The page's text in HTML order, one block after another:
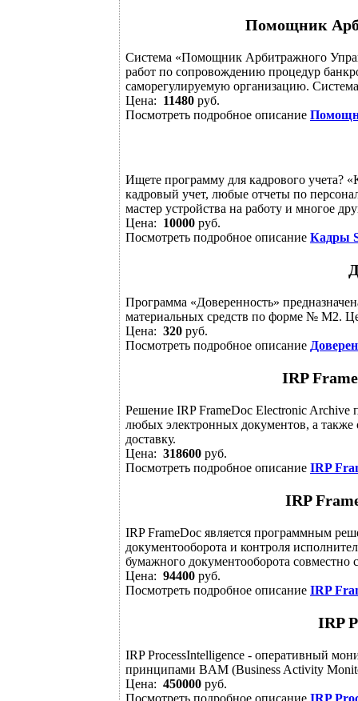
Помощник
Система «Помощник Арбитражного
работ по сопровождению процедур
саморегулируемую организацию.
Цена: 11480 руб.
Посмотреть подробное описание
Ищете программу для кадрового
кадровый учет, любые отчеты по
мастер устройства на работу и многое
Цена: 10000 руб.
Посмотреть подробное описание Кадры
Программа «Доверенность»
материальных средств по форме № М2.
Цена: 320 руб.
Посмотреть подробное описание
IRP
Решение IRP FrameDoc Electronic Archive
любых электронных документов, а
доставку.
Цена: 318600 руб.
Посмотреть подробное описание IRP
IRP
IRP FrameDoc является программным
документооборота и контроля
бумажного документооборота совместно
Цена: 94400 руб.
Посмотреть подробное описание IRP
IRP
IRP ProcessIntelligence - оперативный
принципами BAM (Business Activity
Цена: 450000 руб.
Посмотреть подробное описание IRP